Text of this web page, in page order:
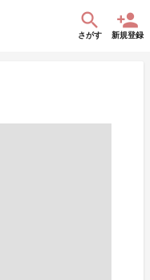
さがす 新規登録